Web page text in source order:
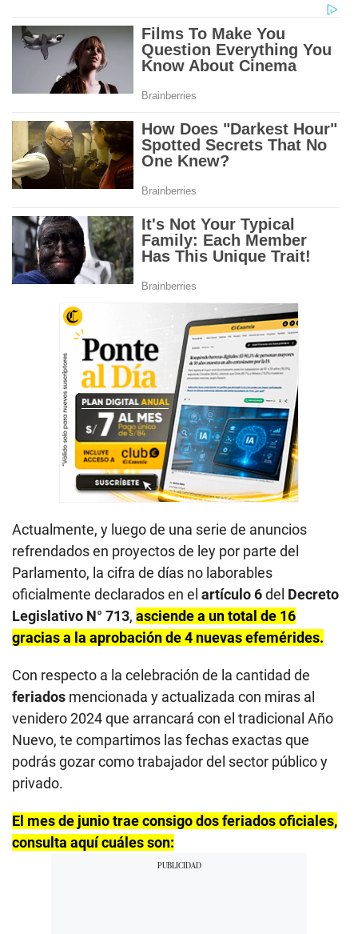
Actualmente, y luego de una serie de anuncios
refrendados en proyectos de ley por parte del
Parlamento, la cifra de días no laborables
oficialmente declarados en el artículo 6del Decreto
Legislativo N° 713, asciende a un total de 16
gracias a la aprobación de 4 nuevas efemérides.
Con respecto a la celebración de la cantidad de
feriados mencionada y actualizada con miras al
venidero 2024 que arrancará con el tradicional Año
Nuevo, te compartimos las fechas exactas que
podrás gozar como trabajador del sector público y
privado.
El mes de junio trae consigo dos feriados oficiales,
consulta aquí cuáles son: